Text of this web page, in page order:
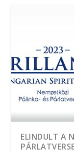
ELINDULT A